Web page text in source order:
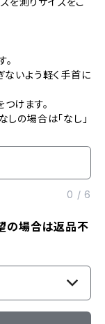
いよう軽く手首に
けます。
の場合は「なし」
0 / 6
の場合は返品不